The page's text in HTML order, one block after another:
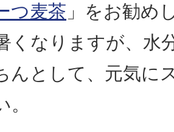
つ麦茶 」をお勧め
くなりますが、水
んとして、元気に